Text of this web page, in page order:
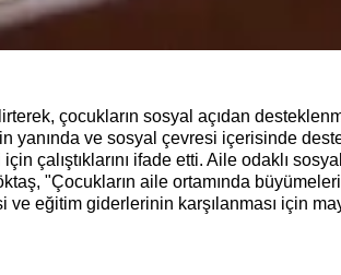
çocukların sosyal açıdan
yanında ve sosyal çevresi içerisinde
çalıştıklarını ifade etti. Aile odaklı
"Çocukların aile ortamında
eğitim giderlerinin karşılanması için